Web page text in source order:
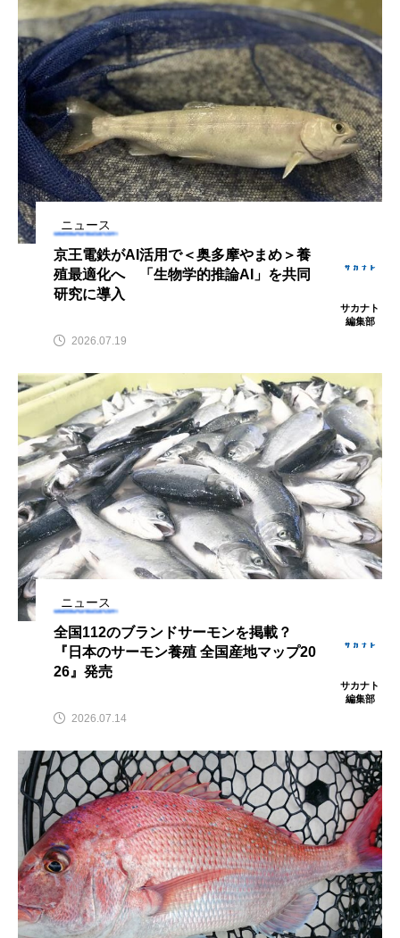
アンコウ イカ イカナゴ イクラ
イッカク イトウ イトヒキアジ
イトヨリダイ イモリ イラスト
イリエワニ イワナ インドネシア
ウツボ ウナギ ウバザメ
ウマヅラハギ
エゾアイナメ オオカミウオ
オットセイ オニヒトデ オワンクラゲ
オーストラリア カイエビ カイギュウ
カイロウドウケツ カイワリ
カエルアンコウ カガミガイ カキ
カクレクマノミ カゴカマス カジカ
カブトエビ カブトクラゲ カミクラゲ
カワバタモロコ カワムツ ガラ・ルファ
キジハタ キス キチヌ キヌバリ
キビナゴ キュウリエソ キンメダイ
ギギ ギンザケ ギンザメ クエ
クサガメ クジラ クニマス クマノミ
ニュース
京王電鉄がAI活用で＜奥多摩やまめ＞養
殖最適化へ 「生物学的推論AI」を共同
研究に導入
サカナト
編集部
2026.07.19
ニュース
全国112のブランドサーモンを掲載？
『日本のサーモン養殖 全国産地マップ20
26』発売
サカナト
編集部
2026.07.14